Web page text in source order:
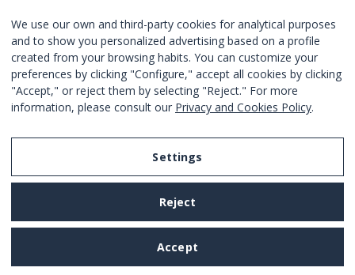
ISCRIVITI PER OTTENERE LE OFFERTE MIGLIORI
UNISCITI
Accetto i termini e condizioni.
We use our own and third-party cookies for analytical purposes
and to show you personalized advertising based on a profile
created from your browsing habits. You can customize your
preferences by clicking "Configure," accept all cookies by clicking
"Accept," or reject them by selecting "Reject." For more
information, please consult our Privacy and Cookies Policy.
Settings
Reject
Accept
Legal Notice
Privacy and Cookies Policy
Terms and Conditions of Use
Settings